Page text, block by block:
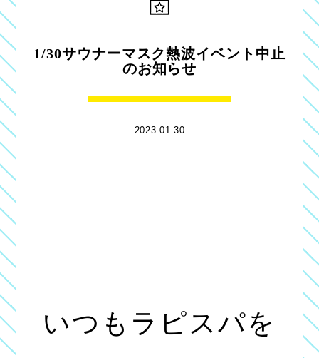
1/30サウナーマスク熱波イベント中止
のお知らせ
2023.01.30
いつもラピスパを